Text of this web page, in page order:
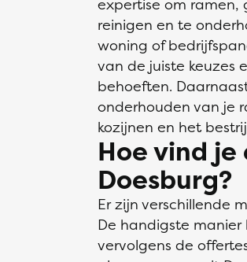
expertise om ramen,
reinigen en te
woning of
van de juiste keuzes
behoeften.
onderhouden van je
kozijnen en het
Hoe vind je
Doesburg?
Er zijn verschillende
De handigste manier
vervolgens de